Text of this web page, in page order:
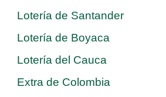
Lotería de Santander
Lotería de Boyaca
Lotería del Cauca
Extra de Colombia